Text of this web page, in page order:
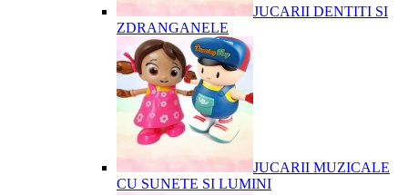
JUCARII DENTITI SI
ZDRANGANELE
JUCARII MUZICALE
CU SUNETE SI LUMINI